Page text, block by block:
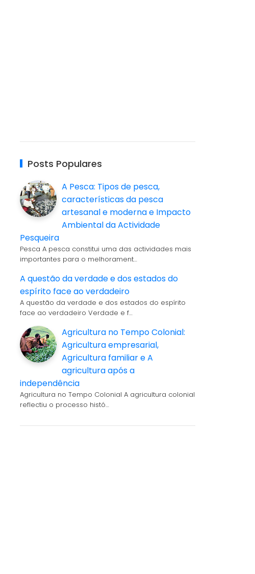
Posts Populares
A Pesca: Tipos de pesca,
características da pesca
artesanal e moderna e Impacto
Ambiental da Actividade
Pesqueira
Pesca A pesca constitui uma das actividades mais
importantes para o melhorament…
A questão da verdade e dos estados do
espírito face ao verdadeiro
A questão da verdade e dos estados do espírito
face ao verdadeiro Verdade e f…
Agricultura no Tempo Colonial:
Agricultura empresarial,
Agricultura familiar e A
agricultura após a
independência
Agricultura no Tempo Colonial A agricultura colonial
reflectiu o processo histó…